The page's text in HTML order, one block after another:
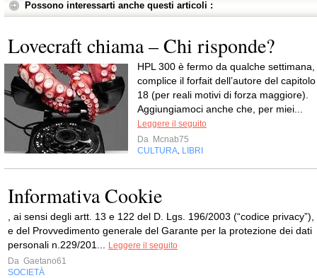
Possono interessarti anche questi articoli :
Lovecraft chiama – Chi risponde?
HPL 300 è fermo da qualche settimana,
complice il forfait dell’autore del capitolo
18 (per reali motivi di forza maggiore).
Aggiungiamoci anche che, per miei...
Leggere il seguito
Da Mcnab75
CULTURA LIBRI
Informativa Cookie
, ai sensi degli artt. 13 e 122 del D. Lgs. 196/2003 (“codice privacy”),
e del Provvedimento generale del Garante per la protezione dei dati
personali n.229/201...
Leggere il seguito
Da Gaetano61
SOCIETÀ